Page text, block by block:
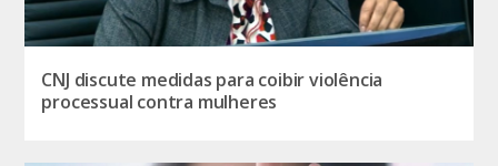
CNJ discute medidas para coibir violência
processual contra mulheres